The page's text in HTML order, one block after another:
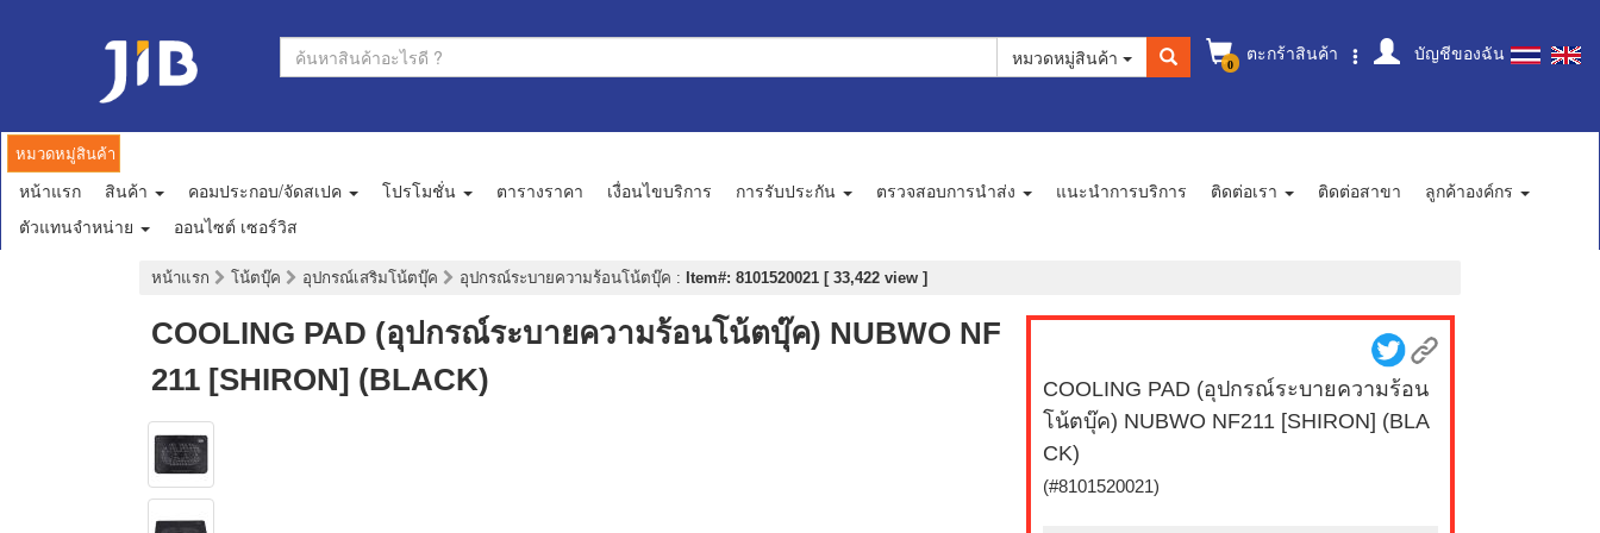
0 ตะกร้าสินค้า บัญชีของฉัน
หมวดหมู่สินค้า
หมวดหมู่สินค้า
หน้าแรก สินค้า คอมประกอบ/จัดสเปค โปรโมชั่น ตารางราคา เงื่อนไขบริการ การรับประกัน ตรวจสอบการนำส่ง แนะนำการบริการ ติดต่อเรา ติดต่อสาขา
ลูกค้าองค์กร
ตัวแทนจำหน่าย
ออนไซต์ เซอร์วิส
หน้าแรก โน้ตบุ๊ค อุปกรณ์เสริมโน้ตบุ๊ค อุปกรณ์ระบายความร้อนโน้ตบุ๊ค : Item#: 8101520021 [ 33,422 view ]
COOLING PAD (อุปกรณ์ระบายความร้อนโน้ตบุ๊ค) NUBWO NF
211 [SHIRON] (BLACK)
COOLING PAD (อุปกรณ์ระบายความร้อน
โน้ตบุ๊ค) NUBWO NF211 [SHIRON] (BLA
CK)
(#8101520021)